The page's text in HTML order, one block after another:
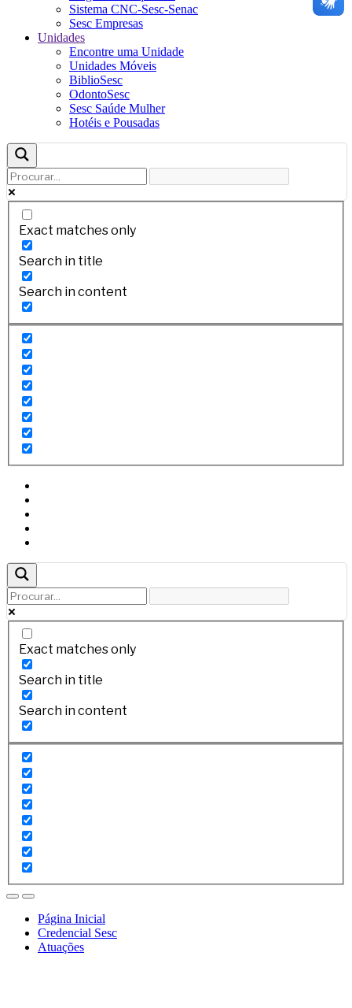
Sistema CNC-Sesc-Senac
Sesc Empresas
Unidades
Encontre uma Unidade
Unidades Móveis
BiblioSesc
OdontoSesc
Sesc Saúde Mulher
Hotéis e Pousadas
Exact matches only
Search in title
Search in content
Exact matches only
Search in title
Search in content
Página Inicial
Credencial Sesc
Atuações